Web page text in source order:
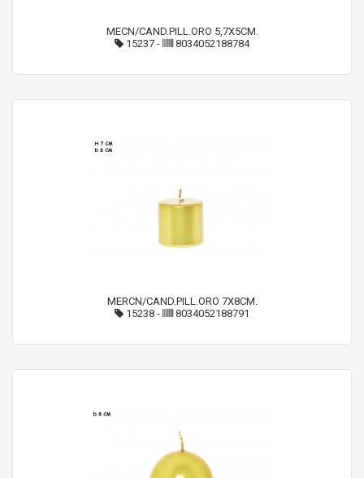
MECN/CAND.PILL.ORO 5,7X5CM.
15237 - 8034052188784
MERCN/CAND.PILL.ORO 7X8CM.
15238 - 8034052188791